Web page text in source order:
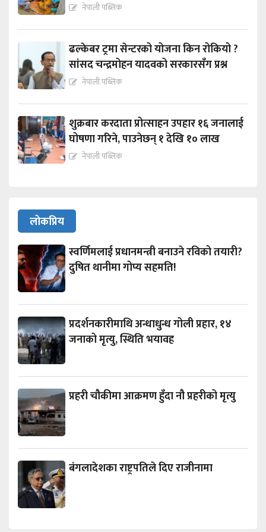
नेपाली पब्लिक
ढल्केबर ट्रमा सेन्टरको योजना किन रोकियो ?
सांसद चन्द्रमोहन यादवको सरकारसँग प्रश्न
नेपाली पब्लिक
शुक्रबार करदाता प्रोत्साहन उपहार १६ जनालाई
घोषणा गरिने, पाउनेछन् १ देखि १० लाख
नेपाली पब्लिक
लोकप्रिय
स्वर्णिमलाई प्रधानमन्त्री बनाउने रविको तयारी?
दुषित थानीमा गोप्य सहमति!
प्रदर्शनकारीमाथि अन्धाधुन्ध गोली प्रहार, १४
जनाको मृत्यु, स्थिति भयावह
प्रहरी चौकीमा आक्रमण हुँदा नौ प्रहरीको मृत्यु
बंगलादेशका राष्ट्रपतिले दिए राजीनामा